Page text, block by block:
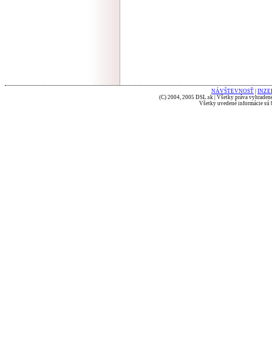
NÁVŠTEVNOSŤ
(C) 2004, 2005 DSL.sk | Všetky práva
Všetky uvedené informácie sú